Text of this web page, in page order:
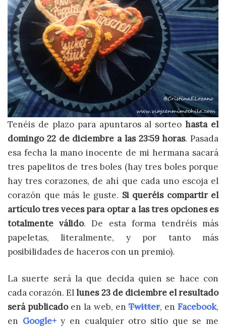
Tenéis de plazo para apuntaros al sorteohasta el
domingo 22 de diciembre a las 23:59 horas. Pasada
esa fecha la mano inocente de mi hermana sacará
tres papelitos de tres boles (hay tres boles porque
hay tres corazones, de ahí que cada uno escoja el
corazón que más le guste. Si queréis compartir el
artículo tres veces para optar a las tres opciones es
totalmente válido. De esta forma tendréis más
papeletas, literalmente, y por tanto más
posibilidades de haceros con un premio).
La suerte será la que decida quien se hace con
cada corazón. Ellunes 23 de diciembre el resultado
será publicado en la web, enTwitter, en Facebook,
en Google+ y en cualquier otro sitio que se me